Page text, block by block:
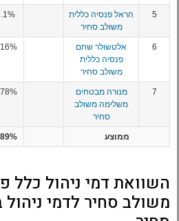
5
הראל פנסיה כללית
משולב סחיר
6
אלטשולר שחם
פנסיה כללית
משולב סחיר
7
מנורה מבטחים
משלימה משולב
סחיר
ממוצע
השוואת דמי ניהול כלל
משולב סחיר לדמי